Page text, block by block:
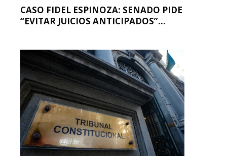
CASO FIDEL ESPINOZA: SENADO PIDE
“EVITAR JUICIOS ANTICIPADOS”...